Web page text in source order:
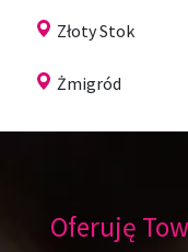
Złoty Stok
Żmigród
Oferuję